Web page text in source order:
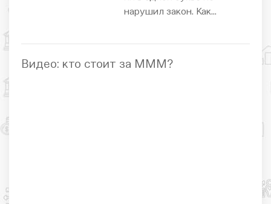
нарушил закон. Как…
Видео: кто стоит за МММ?